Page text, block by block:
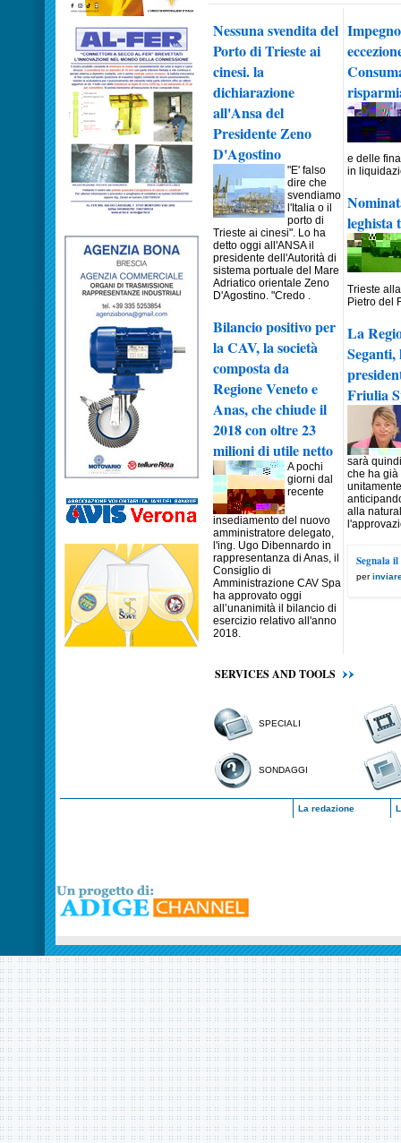
Nessuna svendita del
Porto di Trieste ai
cinesi. la
dichiarazione
all'Ansa del
Presidente Zeno
D'Agostino
"E' falso
dire che
svendiamo
l'Italia o il
porto di
Trieste ai cinesi". Lo ha
detto oggi all'ANSA il
presidente dell'Autorità di
sistema portuale del Mare
Adriatico orientale Zeno
D'Agostino. "Credo .
Bilancio positivo per
la CAV, la società
composta da
Regione Veneto e
Anas, che chiude il
2018 con oltre 23
milioni di utile netto
A pochi
giorni dal
recente
insediamento del nuovo
amministratore delegato,
l'ing. Ugo Dibennardo in
rappresentanza di Anas, il
Consiglio di
Amministrazione CAV Spa
ha approvato oggi
all’unanimità il bilancio di
esercizio relativo all'anno
2018.
e delle
in
leghista
Trieste
Pietro del
La
Friulia
sarà
che ha già
alla
Segnala
per
SERVICES AND TOOLS
SPECIALI
SONDAGGI
La redazione